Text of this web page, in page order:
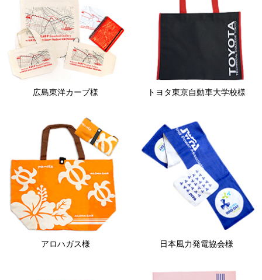
広島東洋カープ様 トヨタ東京自動車大学校様
アロハガス様 日本風力発電協会様